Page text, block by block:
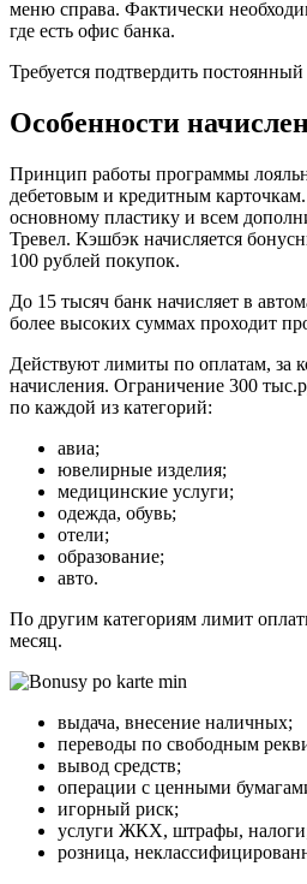
меню справа. Фактически
где есть офис банка.
Требуется подтвердить постоянный
Особенности
Принцип работы программы
дебетовым и кредитным
основному пластику и всем
Тревел. Кэшбэк начисляется
100 рублей покупок.
До 15 тысяч банк начисляет в
более высоких суммах проходит
Действуют лимиты по оплатам, за
начисления. Ограничение 300
по каждой из категорий:
авиа;
ювелирные изделия;
медицинские услуги;
одежда, обувь;
отели;
образование;
авто.
По другим категориям лимит
месяц.
выдача, внесение наличных;
переводы по свободным
вывод средств;
операции с ценными
игорный риск;
услуги ЖКХ, штрафы,
розница,